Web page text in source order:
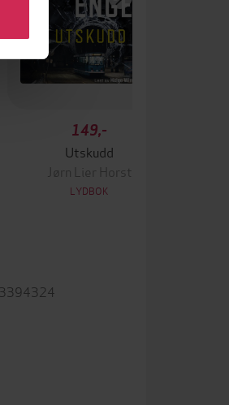
149,-
Utskudd
Jørn Lier Horst
LYDBOK